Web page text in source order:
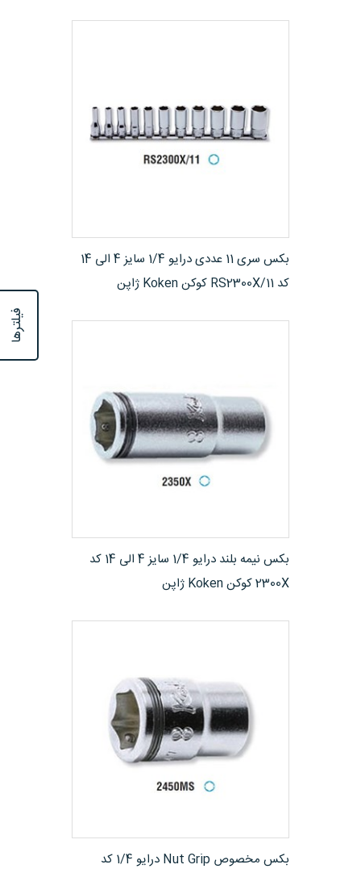
فیلترها
مشاهده محصول
بکس سری 11 عددی درایو 1/4 سایز 4 الی 14
کد RS2300X/11 کوکن Koken ژاپن
مشاهده محصول
بکس نیمه بلند درایو 1/4 سایز 4 الی 14 کد
2300X کوکن Koken ژاپن
مشاهده محصول
بکس مخصوص Nut Grip درایو 1/4 کد